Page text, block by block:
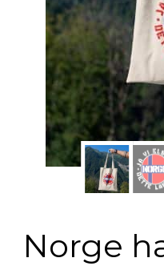
Norge